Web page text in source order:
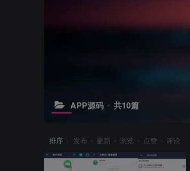
APP源码 共10篇
排序 发布 更新 浏览 点赞 评论